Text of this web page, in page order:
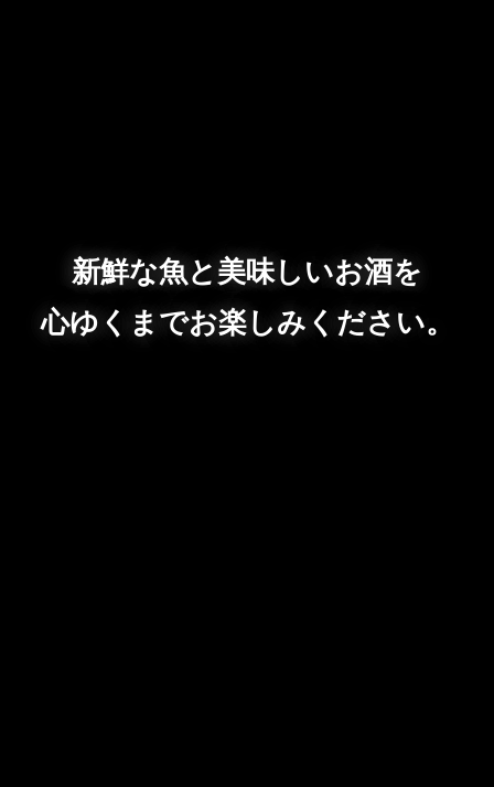
新鮮な魚と美味しいお酒を
心ゆくまでお楽しみください。